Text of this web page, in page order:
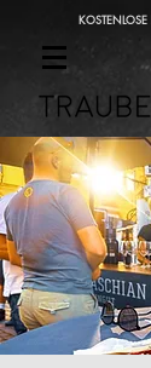
KOSTENLOSE